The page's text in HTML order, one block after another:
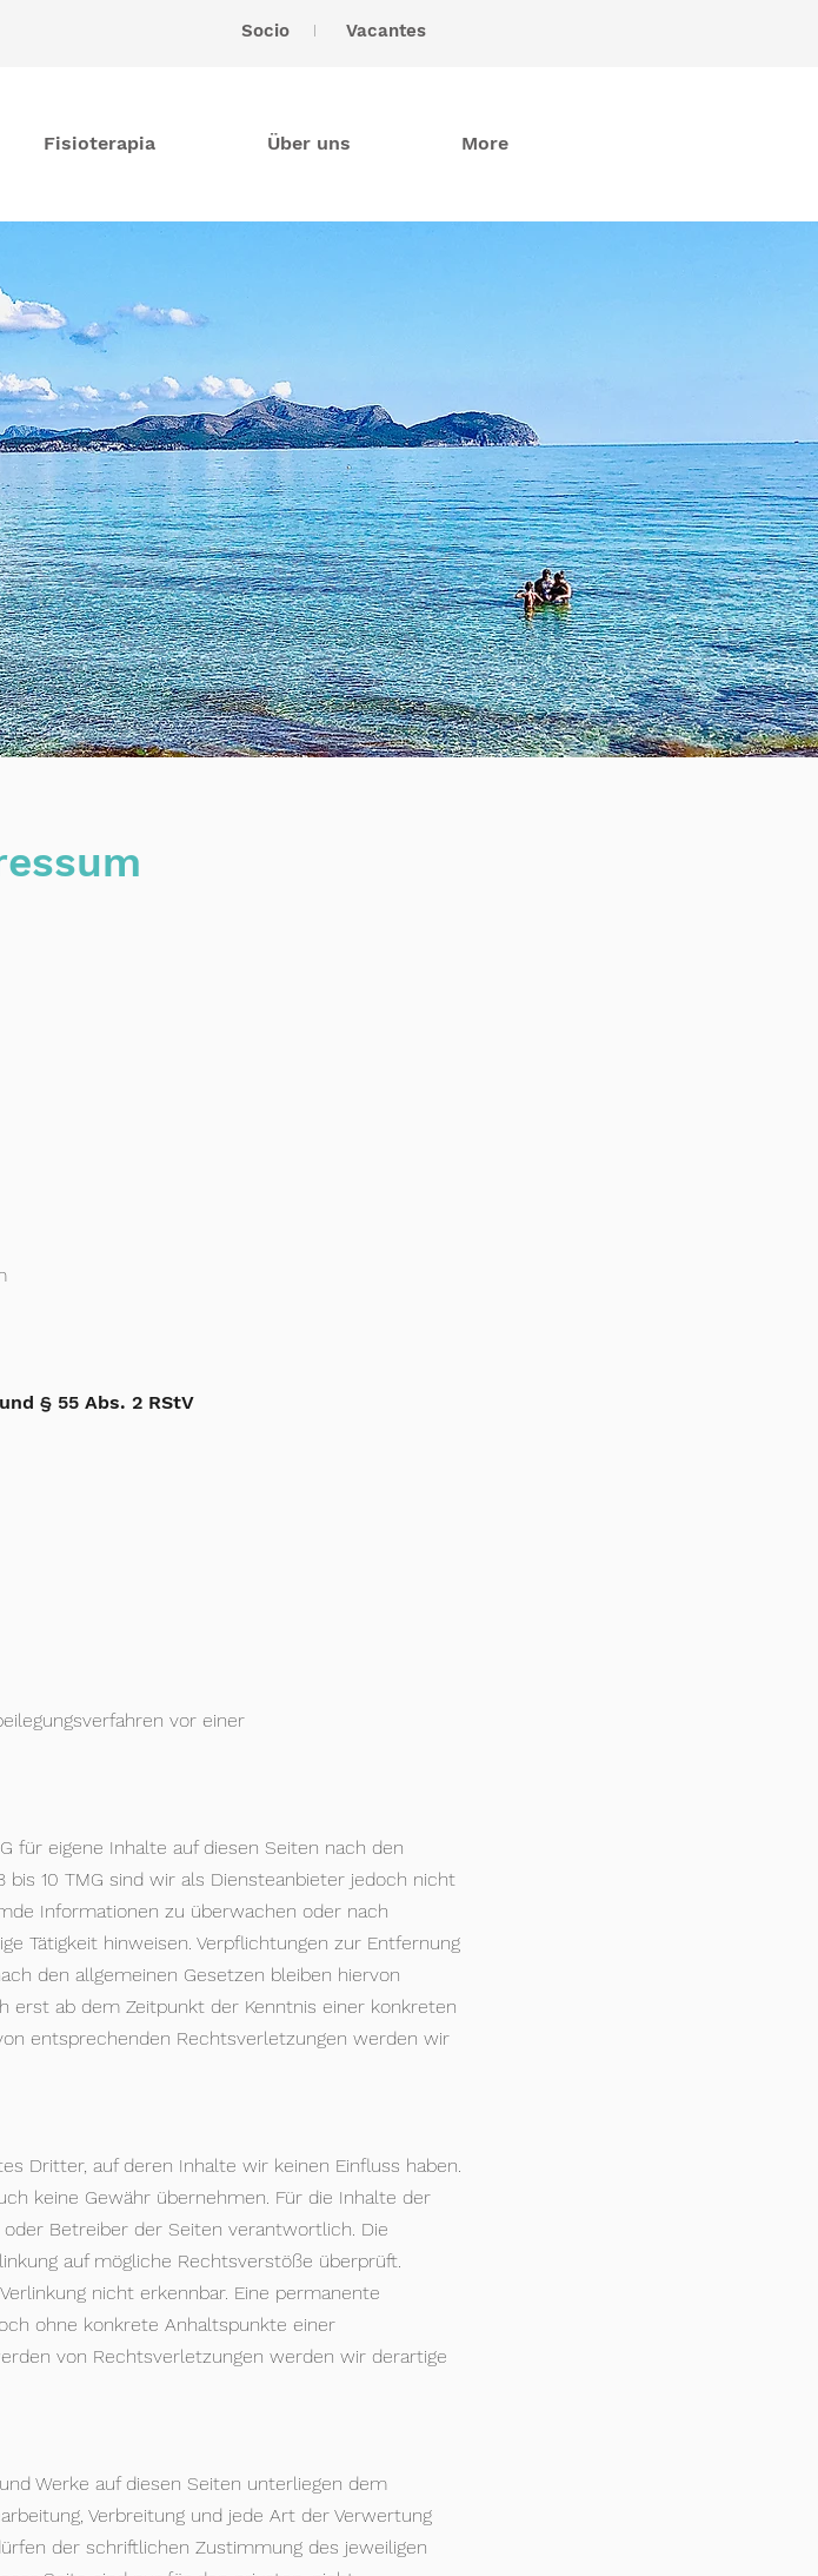
Socio I Vacantes
Fisioterapia Über uns More
§ 55 Abs. 2 RStV
vor einer
für eigene Inhalte auf diesen Seiten nach den
10 TMG sind wir als Diensteanbieter jedoch nicht
Informationen zu überwachen oder nach
Tätigkeit hinweisen. Verpflichtungen zur Entfernung
den allgemeinen Gesetzen bleiben hiervon
erst ab dem Zeitpunkt der Kenntnis einer konkreten
entsprechenden Rechtsverletzungen werden wir
Dritter, auf deren Inhalte wir keinen Einfluss haben.
keine Gewähr übernehmen. Für die Inhalte der
Betreiber der Seiten verantwortlich. Die
auf mögliche Rechtsverstöße überprüft.
nicht erkennbar. Eine permanente
ohne konkrete Anhaltspunkte einer
von Rechtsverletzungen werden wir derartige
Werke auf diesen Seiten unterliegen dem
Verbreitung und jede Art der Verwertung
der schriftlichen Zustimmung des jeweiligen